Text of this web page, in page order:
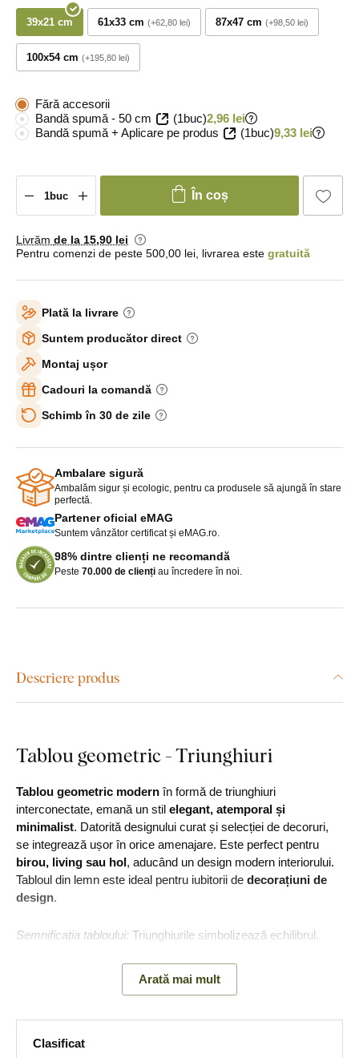
39x21 cm 61x33 cm +62,80 lei 87x47 cm +98,50 lei
100x54 cm +195,80 lei
Fără accesorii
Bandă spumă - 50 cm
(1buc)2,96 lei
Bandă spumă + Aplicare pe produs
(1buc)9,33 lei
În coș
Livrăm de la 15,90 lei
Pentru comenzi de peste 500,00 lei, livrarea este gratuită
Plată la livrare
Suntem producător direct
Montaj ușor
Cadouri la comandă
Schimb în 30 de zile
Ambalare sigură
Ambalăm sigur și ecologic, pentru ca produsele să ajungă în stare
perfectă.
Partener oficial eMAG
Suntem vânzător certificat și eMAG.ro.
98% dintre clienți ne recomandă
Peste 70.000 de clienți au încredere în noi.
Descriere produs
Tablou geometric - Triunghiuri
Tablou geometric modernîn formă de triunghiuri
interconectate, emană un stil elegant, atemporal și
minimalist. Datorită designului curat și selecției de decoruri,
se integrează ușor în orice amenajare. Este perfect pentru
birou, living sau hol, aducând un design modern interiorului.
Tabloul din lemn este ideal pentru iubitorii de decorațiuni de
design.
Semnificația tabloului: Triunghiurile simbolizează echilibrul.
Arată mai mult
Clasificat